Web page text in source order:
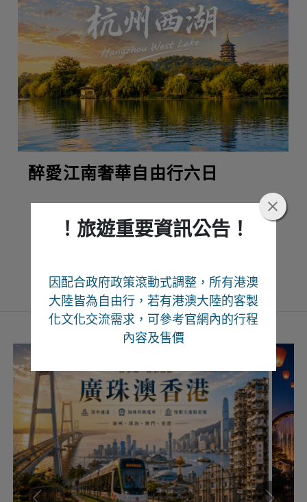
！旅遊重要資訊公告！
因配合政府政策滾動式調整，所有港澳
大陸皆為自由行，若有港澳大陸的客製
化文化交流需求，可參考官網內的行程
內容及售價
醉愛江南奢華自由行六日
Recommend